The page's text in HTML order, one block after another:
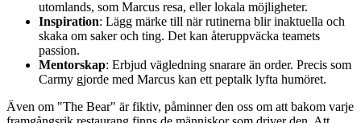
utomlands, som Marcus resa, eller lokala möjligheter.
Inspiration: Lägg märke till när rutinerna blir inaktuella och
skaka om saker och ting. Det kan återuppväcka teamets
passion.
Mentorskap: Erbjud vägledning snarare än order. Precis som
Carmy gjorde med Marcus kan ett peptalk lyfta humöret.
Även om "The Bear" är fiktiv, påminner den oss om att bakom varje